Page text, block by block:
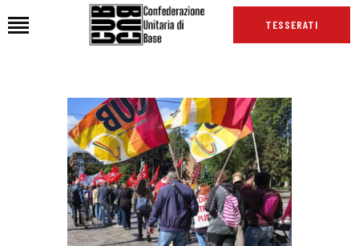
TESSERATI
HOME
CHI SIAMO
SEDI
NEWS
PODCAST CUB
TG CUB